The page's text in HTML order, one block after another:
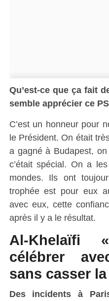
Qu’est-ce que ça fait
semble apprécier ce
C’est un honneur pour
le Président. On était
a gagné à Budapest,
c’était spécial. On a
mondes. Ils ont
trophée est pour eux
avec eux, cette
après il y a le résultat.
Al-Khelaïfi
célébrer
sans casser
Des incidents à